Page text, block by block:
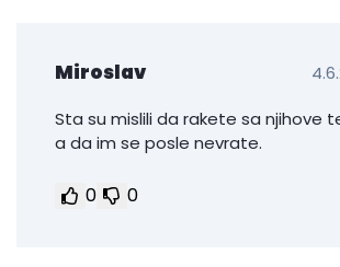
Miroslav
Sta su mislili da rakete sa njihove
a da im se posle nevrate.
0 0